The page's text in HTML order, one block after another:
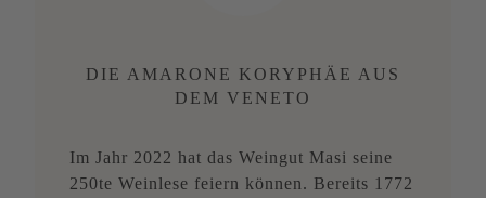
DIE AMARONE KORYPHÄE AUS
DEM VENETO
Im Jahr 2022 hat das Weingut Masi seine
250te Weinlese feiern können. Bereits 1772